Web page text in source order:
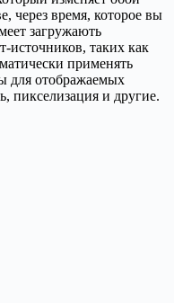
через время, которое вы
загружають
источников, таких как
применять
для отображаемых
пикселизация и другие.